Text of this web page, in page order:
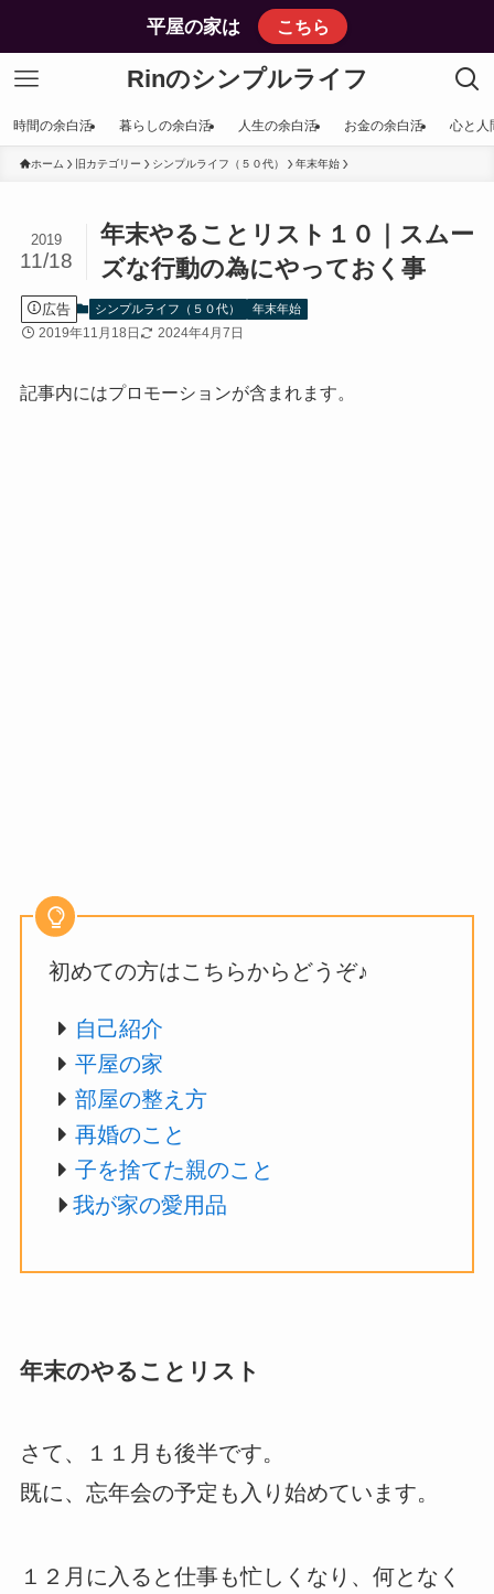
平屋の家は こちら
Rinのシンプルライフ
時間の余白活 暮らしの余白活 人生の余白活 お金の余白活 心と人
ホーム 旧カテゴリー シンプルライフ（５０代） 年末年始
年末やることリスト１０｜スムー
ズな行動の為にやっておく事
2019
11/18
広告 シンプルライフ（５０代） 年末年始
2019年11月18日 2024年4月7日
記事内にはプロモーションが含まれます。
初めての方はこちらからどうぞ♪
自己紹介
平屋の家
部屋の整え方
再婚のこと
子を捨てた親のこと
我が家の愛用品
年末のやることリスト
さて、１１月も後半です。
既に、忘年会の予定も入り始めています。
１２月に入ると仕事も忙しくなり、何となく